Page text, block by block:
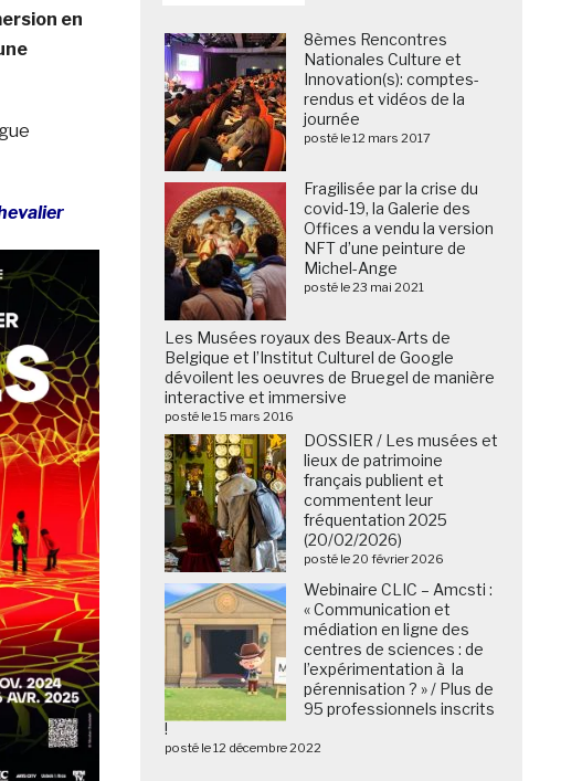
en
8èmes Rencontres
Nationales Culture et
Innovation(s): comptes-
rendus et vidéos de la
journée
posté le 12 mars 2017
Fragilisée par la crise du
covid-19, la Galerie des
Offices a vendu la version
NFT d’une peinture de
Michel-Ange
posté le 23 mai 2021
Les Musées royaux des Beaux-Arts de
Belgique et l’Institut Culturel de Google
dévoilent les oeuvres de Bruegel de manière
interactive et immersive
posté le 15 mars 2016
DOSSIER / Les musées et
lieux de patrimoine
français publient et
commentent leur
fréquentation 2025
(20/02/2026)
posté le 20 février 2026
Webinaire CLIC – Amcsti :
« Communication et
médiation en ligne des
centres de sciences : de
l’expérimentation à la
pérennisation ? » / Plus de
95 professionnels inscrits
!
posté le 12 décembre 2022